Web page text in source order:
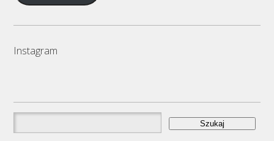
Instagram
Szukaj: